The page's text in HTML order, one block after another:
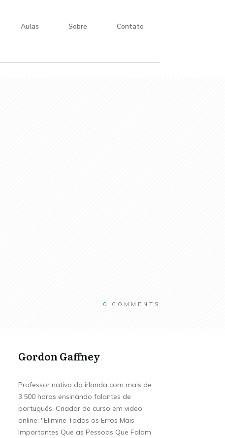
Aulas Sobre Contato
0 COMMENTS
Gordon Gaffney
Professor nativo da irlanda com mais de
3.500 horas ensinando falantes de
português. Criador de curso em video
online: "Elimine Todos os Erros Mais
Importantes Que as Pessoas Que Falam